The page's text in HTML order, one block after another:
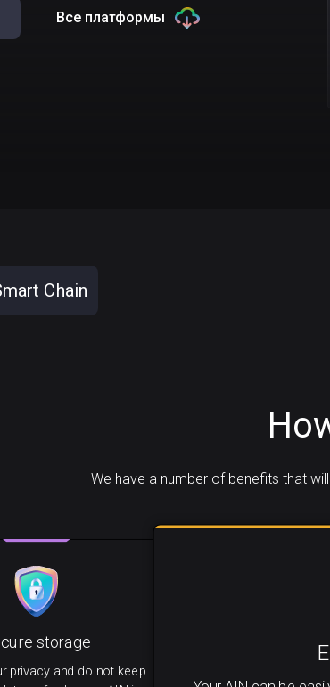
Все платформы
Chain
We have a number of benefits that
storage
privacy and do not keep